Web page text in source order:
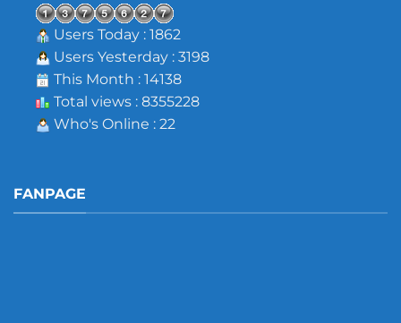
Users Today : 1862
Users Yesterday : 3198
This Month : 14138
Total views : 8355228
Who's Online : 22
FANPAGE